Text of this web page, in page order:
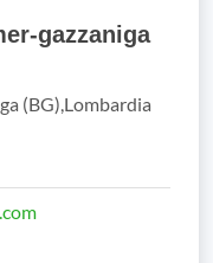
gazzaniga
(BG),Lombardia